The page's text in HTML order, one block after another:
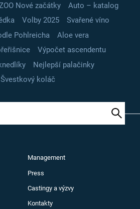
Nové začátky
Auto – katalog
Volby 2025
Svařené víno
Pohlreicha
Aloe vera
Výpočet ascendentu
Nejlepší palačinky
Švestkový koláč
Management
Press
Castingy a výzvy
Kontakty